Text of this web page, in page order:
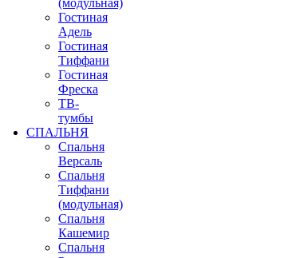
(модульная)
Гостиная
Адель
Гостиная
Тиффани
Гостиная
Фреска
ТВ-
тумбы
СПАЛЬНЯ
Спальня
Версаль
Спальня
Тиффани
(модульная)
Спальня
Кашемир
Спальня